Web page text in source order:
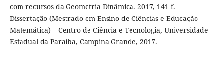
com recursos da Geometria Dinâmica. 2017, 141 f.
Dissertação (Mestrado em Ensino de Ciências e Educação
Matemática) – Centro de Ciência e Tecnologia, Universidade
Estadual da Paraíba, Campina Grande, 2017.